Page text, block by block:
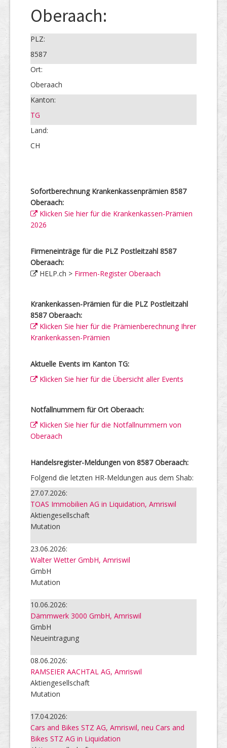
Oberaach:
PLZ:
8587
Ort:
Oberaach
Kanton:
TG
Land:
CH
Sofortberechnung Krankenkassenprämien 8587
Oberaach:
Klicken Sie hier für die Krankenkassen-Prämien
2026
Firmeneinträge für die PLZ Postleitzahl 8587
Oberaach:
HELP.ch > Firmen-Register Oberaach
Krankenkassen-Prämien für die PLZ Postleitzahl
8587 Oberaach:
Klicken Sie hier für die Prämienberechnung Ihrer
Krankenkassen-Prämien
Aktuelle Events im Kanton TG:
Klicken Sie hier für die Übersicht aller Events
Notfallnummern für Ort Oberaach:
Klicken Sie hier für die Notfallnummern von
Oberaach
Handelsregister-Meldungen von 8587 Oberaach:
Folgend die letzten HR-Meldungen aus dem Shab:
27.07.2026:
TOAS Immobilien AG in Liquidation, Amriswil
Aktiengesellschaft
Mutation
23.06.2026:
Walter Wetter GmbH, Amriswil
GmbH
Mutation
10.06.2026:
Dämmwerk 3000 GmbH, Amriswil
GmbH
Neueintragung
08.06.2026:
RAMSEIER AACHTAL AG, Amriswil
Aktiengesellschaft
Mutation
17.04.2026:
Cars and Bikes STZ AG, Amriswil, neu Cars and
Bikes STZ AG in Liquidation